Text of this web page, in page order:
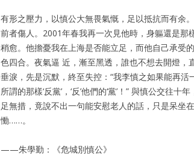
有形之壓力，以慎公大無畏氣慨，足以抵抗而有余
前者傷人。2001年春我再一次見他時，身軀還是
稍愈。他擔憂我在上海是否能立足，而他自己承受
色四合。夜氣逼 近，漸至黑透，誰也不想去開燈
垂淚，先是沉默，終至失控：“我李慎之如果能再
所謂的那樣‘反黨’，‘反’他們的‘黨’！” 與慎公交往
足無措，竟說不出一句能安慰老人的話，只是呆坐
慟……。
——朱學勤：《危城別慎公》